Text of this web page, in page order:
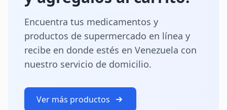
Encuentra tus medicamentos y
productos de supermercado en línea y
recibe en donde estés en Venezuela con
nuestro servicio de domicilio.
Ver más productos